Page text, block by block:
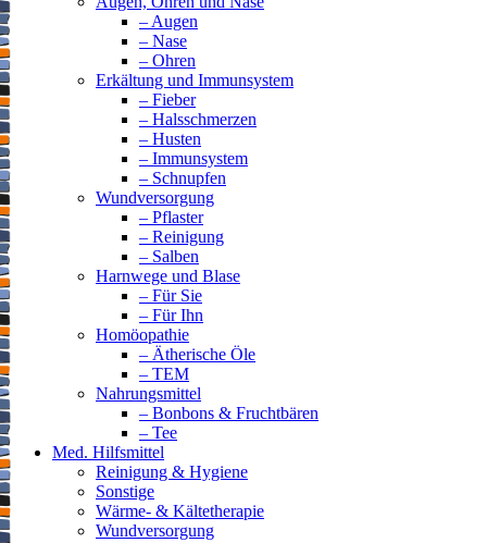
– Augen
– Nase
– Ohren
Erkältung und Immunsystem
– Fieber
– Halsschmerzen
– Husten
– Immunsystem
– Schnupfen
Wundversorgung
– Pflaster
– Reinigung
– Salben
Harnwege und Blase
– Für Sie
– Für Ihn
Homöopathie
– Ätherische Öle
– TEM
Nahrungsmittel
– Bonbons & Fruchtbären
– Tee
Med. Hilfsmittel
Reinigung & Hygiene
Sonstige
Wärme- & Kältetherapie
Wundversorgung